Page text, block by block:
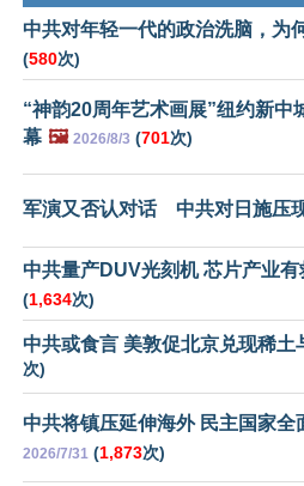
中共对年轻一代的政治洗脑，为
(580次)
“神韵20周年艺术画展”纽约新中
幕 🖼️ 2026/8/3 (701次)
军演又否认对话 中共对日施压
中共量产DUV光刻机 芯片产业有
(1,634次)
中共或食言 美敦促北京兑现稀土
次)
中共将镇压延伸海外 民主国家全
2026/7/31 (1,873次)